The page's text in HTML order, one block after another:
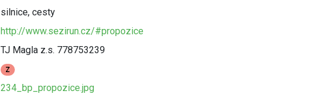
silnice, cesty
http://www.sezirun.cz/#propozice
TJ Magla z.s. 778753239
Z
234_bp_propozice.jpg